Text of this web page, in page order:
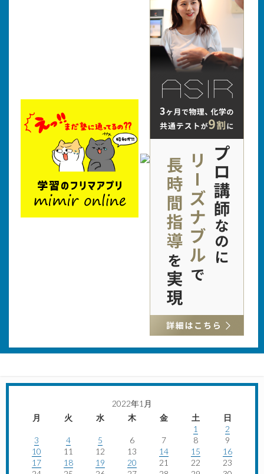
2022年1月
月
火 水 木 金 土
日
1
2
3
4 5 6 7 8
9
10
11 12 13 14 15
16
17
18 19 20 21 22
23